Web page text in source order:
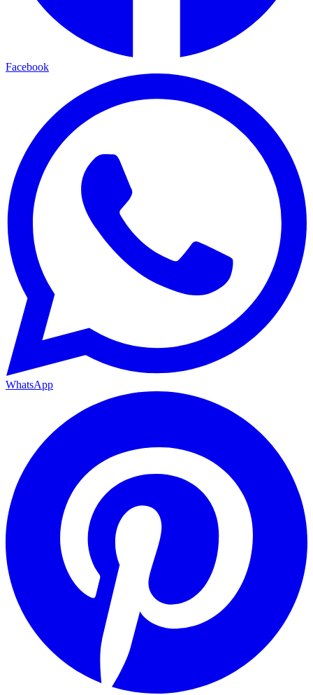
Facebook
WhatsApp